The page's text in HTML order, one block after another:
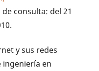
consulta: del 21
y sus redes
ingeniería en